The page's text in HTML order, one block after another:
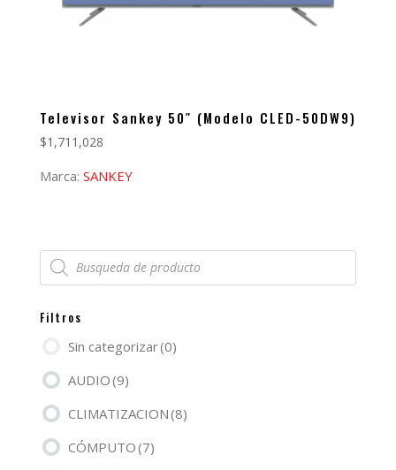
Televisor Sankey 50″ (Modelo CLED-50DW9)
$1,711,028
Marca: SANKEY
Búsqueda
de
productos
Filtros
Sin categorizar(0)
AUDIO(9)
CLIMATIZACION(8)
CÓMPUTO(7)